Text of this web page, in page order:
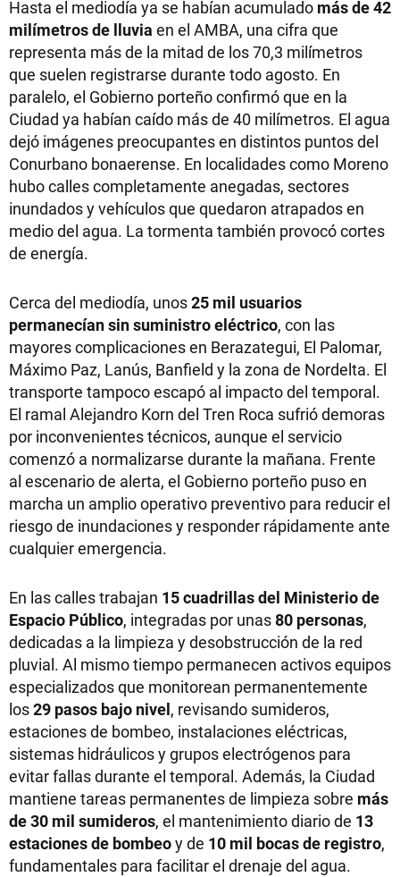
Hasta el mediodía ya se habían acumulado más de 42
milímetros de lluvia en el AMBA, una cifra que
representa más de la mitad de los 70,3 milímetros
que suelen registrarse durante todo agosto. En
paralelo, el Gobierno porteño confirmó que en la
Ciudad ya habían caído más de 40 milímetros. El agua
dejó imágenes preocupantes en distintos puntos del
Conurbano bonaerense. En localidades como Moreno
hubo calles completamente anegadas, sectores
inundados y vehículos que quedaron atrapados en
medio del agua. La tormenta también provocó cortes
de energía.
Cerca del mediodía, unos25 mil usuarios
permanecían sin suministro eléctrico, con las
mayores complicaciones en Berazategui, El Palomar,
Máximo Paz, Lanús, Banfield y la zona de Nordelta. El
transporte tampoco escapó al impacto del temporal.
El ramal Alejandro Korn del Tren Roca sufrió demoras
por inconvenientes técnicos, aunque el servicio
comenzó a normalizarse durante la mañana. Frente
al escenario de alerta, el Gobierno porteño puso en
marcha un amplio operativo preventivo para reducir el
riesgo de inundaciones y responder rápidamente ante
cualquier emergencia.
En las calles trabajan 15 cuadrillas del Ministerio de
Espacio Público, integradas por unas80 personas,
dedicadas a la limpieza y desobstrucción de la red
pluvial. Al mismo tiempo permanecen activos equipos
especializados que monitorean permanentemente
los29 pasos bajo nivel, revisando sumideros,
estaciones de bombeo, instalaciones eléctricas,
sistemas hidráulicos y grupos electrógenos para
evitar fallas durante el temporal. Además, la Ciudad
mantiene tareas permanentes de limpieza sobre más
de 30 mil sumideros, el mantenimiento diario de 13
estaciones de bombeoy de 10 mil bocas de registro,
fundamentales para facilitar el drenaje del agua.